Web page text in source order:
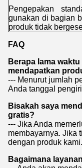
Pengepakan
gunakan di bagian
produk tidak
FAQ
Berapa lama
mendapatkan
--- Menurut jumlah
Anda tanggal
Bisakah saya
gratis?
--- Jika Anda
membayarnya. Jika
dengan produk kami.
Bagaimana